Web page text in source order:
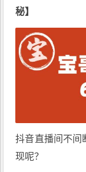
秘】
抖音直播间不间
现呢？